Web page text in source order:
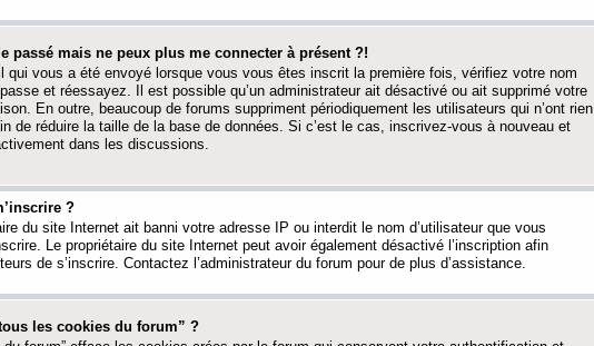
passé mais ne peux plus me connecter à présent ?!
qui vous a été envoyé lorsque vous vous êtes inscrit la première fois, vérifiez votre nom
et réessayez. Il est possible qu’un administrateur ait désactivé ou ait supprimé votre
En outre, beaucoup de forums suppriment périodiquement les utilisateurs qui n’ont rien
de réduire la taille de la base de données. Si c’est le cas, inscrivez-vous à nouveau et
dans les discussions.
?
du site Internet ait banni votre adresse IP ou interdit le nom d’utilisateur que vous
Le propriétaire du site Internet peut avoir également désactivé l’inscription afin
de s’inscrire. Contactez l’administrateur du forum pour de plus d’assistance.
les cookies du forum” ?